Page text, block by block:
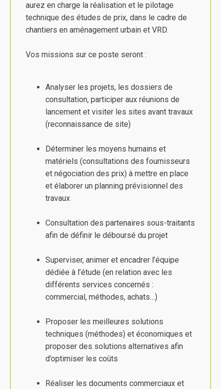
aurez en charge la réalisation et le pilotage
technique des études de prix, dans le cadre de
chantiers en aménagement urbain et VRD.
Vos missions sur ce poste seront :
Analyser les projets, les dossiers de
consultation, participer aux réunions de
lancement et visiter les sites avant travaux
(reconnaissance de site)
Déterminer les moyens humains et
matériels (consultations des fournisseurs
et négociation des prix) à mettre en place
et élaborer un planning prévisionnel des
travaux
Consultation des partenaires sous-traitants
afin de définir le déboursé du projet
Superviser, animer et encadrer l’équipe
dédiée à l’étude (en relation avec les
différents services concernés :
commercial, méthodes, achats…)
Proposer les meilleures solutions
techniques (méthodes) et économiques et
proposer des solutions alternatives afin
d’optimiser les coûts
Réaliser les documents commerciaux et